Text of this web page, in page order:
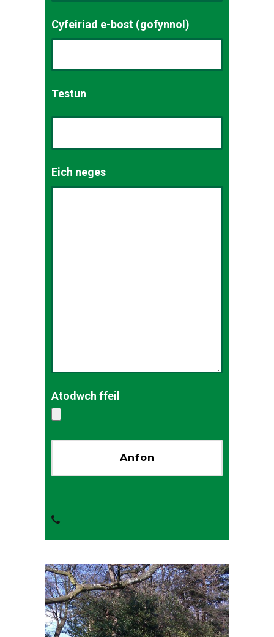
Cyfeiriad e-bost (gofynnol)
Testun
Eich neges
Atodwch ffeil